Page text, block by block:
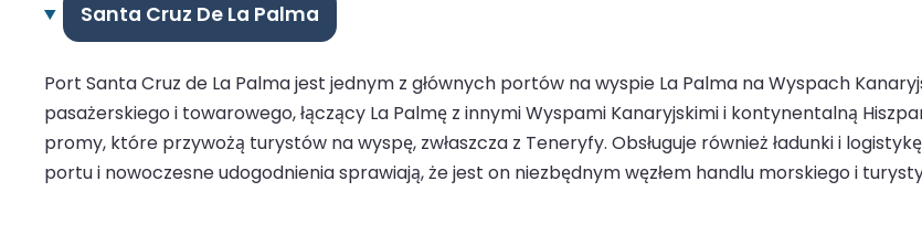
Santa Cruz De La Palma
Port Santa Cruz de La Palma jest jednym z głównych portów na wyspie La Palma na Wyspach
pasażerskiego i towarowego, łączący La Palmę z innymi Wyspami Kanaryjskimi i kontynentalną
promy, które przywożą turystów na wyspę, zwłaszcza z Teneryfy. Obsługuje również ładunki i
portu i nowoczesne udogodnienia sprawiają, że jest on niezbędnym węzłem handlu morskiego i